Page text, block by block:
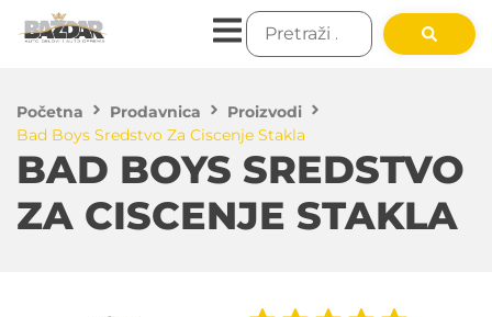
Početna Prodavnica
Proizvodi
Bad Boys Sredstvo Za Ciscenje Stakla
BAD BOYS SREDSTVO
ZA CISCENJE STAKLA